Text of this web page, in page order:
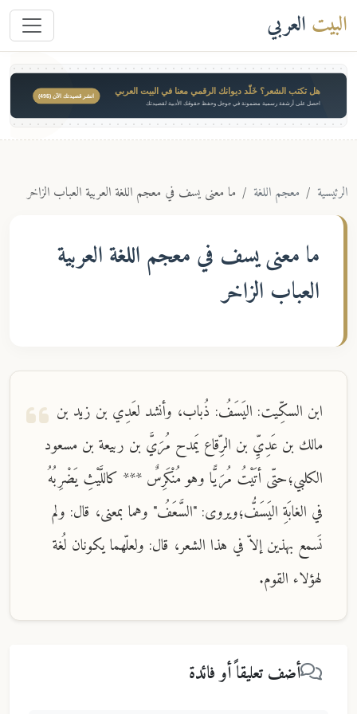
البيت العربي
هل تكتب الشعر؟ خَلّد ديوانك الرقمي معنا في البيت العربي
احصل على أرشفة رسمية مضمونة في جوجل وحفظ حقوقك الأدبية لقصيدتك
انشر قصيدتك الآن ($49)
الرئيسية معجم اللغة ما معنى يسف في معجم اللغة العربية العباب الزاخر
ما معنىيسف في معجم اللغة العربية
العباب الزاخر
ابن السكِّيت: اليَسَفُ: ذُباب، وأنشد لعَدِي بن زيد بن
مالك بن عَدِيِّ بن الرِّقاع يَمدح مُرَيَّ بن ربيعة بن مسعود
الكلبي؛حتّى أتَيْتُ مُرَيًّا وهو مُنْكَرِسٌ *** كاللَّيْثِ يَضْرِبُهُ
في الغابَةِ اليَسَفُّ؛ويروى: "السَّعَفُ" وهما بمعنى، قال: ولم
نَسمع بهذين إلاّ في هذا الشعر، قال: ولعلّهما يكونان لُغة
لهؤلاء القوم.
أضف تعليقاً أو فائدة